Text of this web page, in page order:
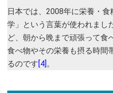
日本では、2008年に栄養・
学」という言葉が使われまし
ど、朝から晩まで頑張って食
食べ物やその栄養も摂る時間
るのです [4] 。